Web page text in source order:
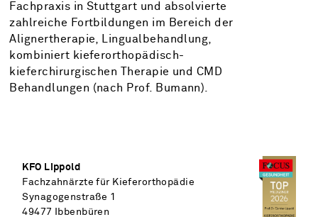
Fachpraxis in Stuttgart und absolvierte
zahlreiche Fortbildungen im Bereich der
Alignertherapie, Lingualbehandlung,
kombiniert kieferorthopädisch-
kieferchirurgischen Therapie und CMD
Behandlungen (nach Prof. Bumann).
KFO Lippold
Fach­zahn­ärzte für Kiefer­orthopädie
Synagogenstraße 1
49477 Ibben­büren